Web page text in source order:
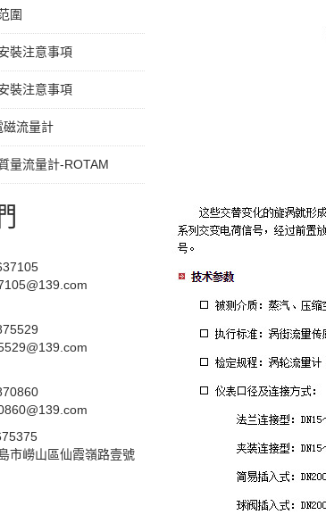
圍
裝注意事項
裝注意事項
磁流量計
量流量計-ROTAM
市嶗山區仙霞嶺路壹號